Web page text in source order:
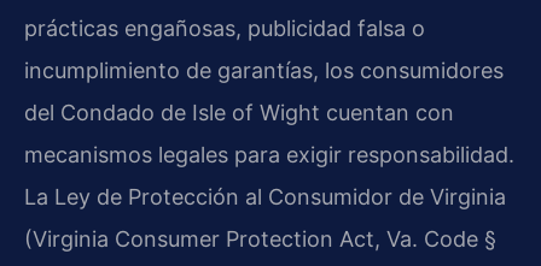
prácticas engañosas, publicidad falsa o
incumplimiento de garantías, los consumidores
del Condado de Isle of Wight cuentan con
mecanismos legales para exigir responsabilidad.
La Ley de Protección al Consumidor de Virginia
(Virginia Consumer Protection Act, Va. Code §